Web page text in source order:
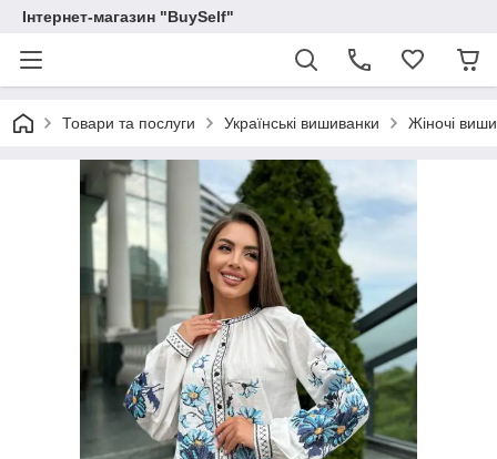
Інтернет-магазин "BuySelf"
Товари та послуги Українські вишиванки Жіночі